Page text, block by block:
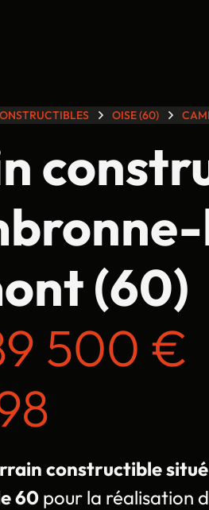
OISE (60)
(60)
500 €
constructible
60 pour la réalisation